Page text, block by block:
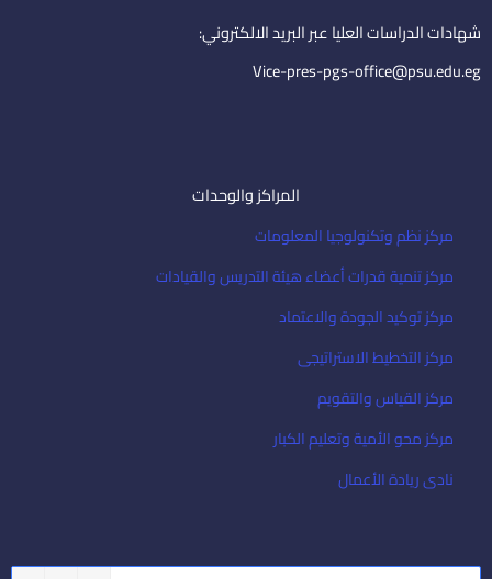
i
l
شهادات الدراسات العليا عبر البريد الالكتروني:
Vice-pres-pgs-office@psu.edu.eg
المراكز والوحدات
مركز نظم وتكنولوجيا المعلومات
مركز تنمية قدرات أعضاء هيئة التدريس والقيادات
مركز توكيد الجودة والاعتماد
مركز التخطيط الاستراتيجى
مركز القياس والتقويم
مركز محو الأمية وتعليم الكبار
نادى ريادة الأعمال